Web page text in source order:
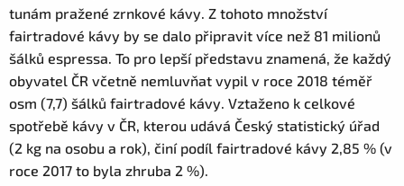
tunám pražené zrnkové kávy. Z tohoto množství
fairtradové kávy by se dalo připravit více než 81 milionů
šálků espressa. To pro lepší představu znamená, že každý
obyvatel ČR včetně nemluvňat vypil v roce 2018 téměř
osm (7,7) šálků fairtradové kávy. Vztaženo k celkové
spotřebě kávy v ČR, kterou udává Český statistický úřad
(2 kg na osobu a rok), činí podíl fairtradové kávy 2,85 % (v
roce 2017 to byla zhruba 2 %).